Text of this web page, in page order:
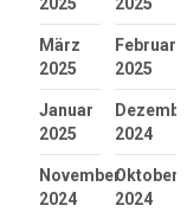
März
2025
Februar
2025
Januar
2025
2024
November
2024
Oktober
2024